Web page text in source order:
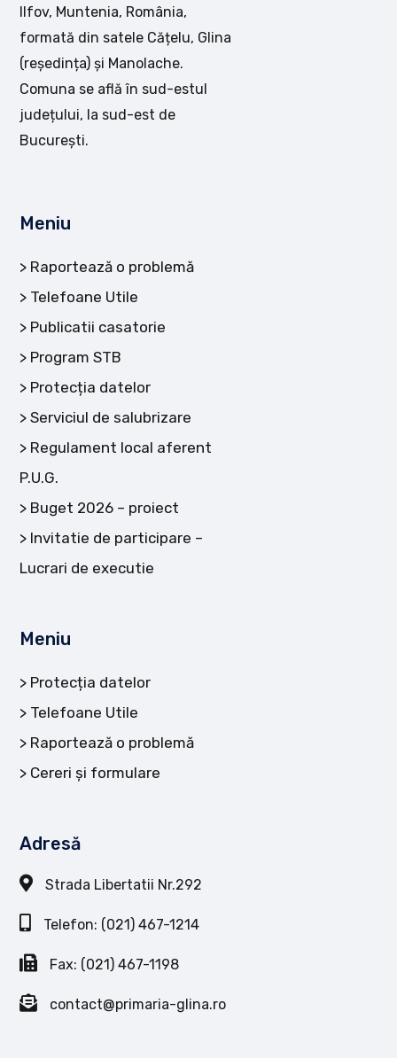
Ilfov, Muntenia, România,
formată din satele Cățelu, Glina
(reședința) și Manolache.
Comuna se află în sud-estul
județului, la sud-est de
București.
Meniu
Raportează o problemă
Telefoane Utile
Publicatii casatorie
Program STB
Protecția datelor
Serviciul de salubrizare
Regulament local aferent
P.U.G.
Buget 2026 – proiect
Invitatie de participare –
Lucrari de executie
Meniu
Protecția datelor
Telefoane Utile
Raportează o problemă
Cereri și formulare
Adresă
Strada Libertatii Nr.292
Telefon: (021) 467-1214
Fax: (021) 467-1198
contact@primaria-glina.ro